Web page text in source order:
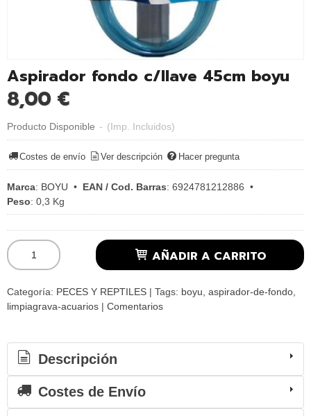
Aspirador fondo c/llave 45cm boyu
8,00 €
Producto Disponible - (Imp. Incluidos)
Costes de envío Ver descripción Hacer pregunta
Marca: BOYU • EAN / Cod. Barras: 6924781212886 •
Peso: 0,3 Kg
AÑADIR A CARRITO
Categoría: PECES Y REPTILES | Tags: boyu aspirador-de-fondo
limpiagrava-acuarios | Comentarios
Descripción
Costes de Envío